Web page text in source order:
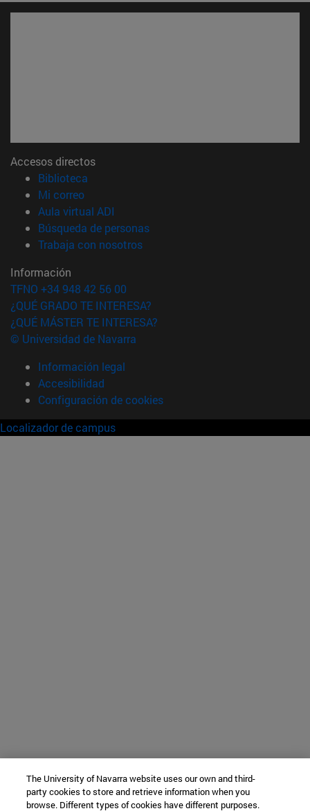
Accesos directos
Biblioteca
Mi correo(abre en nueva ventana)
Aula virtual ADI
Búsqueda de personas(abre en nueva ventana)
Trabaja con nosotros(abre en nueva ventana)
Información
TFNO +34 948 42 56 00
¿QUÉ GRADO TE INTERESA?
¿QUÉ MÁSTER TE INTERESA?
© Universidad de Navarra
Información legal
Accesibilidad
Configuración de cookies
Localizador de campus
The University of Navarra website uses our own and third-
party cookies to store and retrieve information when you
browse. Different types of cookies have different purposes.